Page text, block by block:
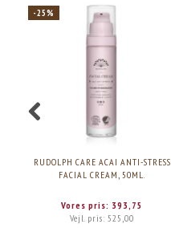
-25%
RUDOLPH CARE ACAI ANTI-STRESS
FACIAL CREAM, 50ML.
Vores pris: 393,75
Vejl. pris: 525,00